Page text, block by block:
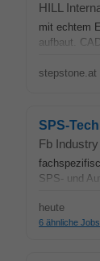
HILL
mit echtem
aufbaut.
stepstone.at
SPS-
Fb
SPS- und
heute
6 ähnliche